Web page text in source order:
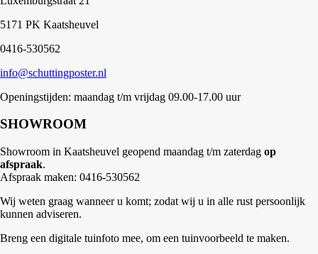
5171 PK Kaatsheuvel
0416-530562
info@schuttingposter.nl
Openingstijden: maandag t/m vrijdag 09.00-17.00 uur
SHOWROOM
Showroom in Kaatsheuvel geopend maandag t/m zaterdag op
afspraak.
Afspraak maken: 0416-530562
Wij weten graag wanneer u komt; zodat wij u in alle rust persoonlijk
kunnen adviseren.
Breng een digitale tuinfoto mee, om een tuinvoorbeeld te maken.